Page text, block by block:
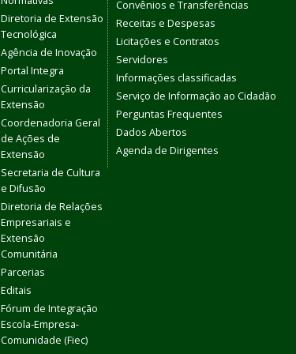
Diretoria de Extensão
Tecnológica
Agência de Inovação
Portal Integra
Curricularização da
Extensão
Coordenadoria Geral
de Ações de
Extensão
Secretaria de Cultura
e Difusão
Diretoria de Relações
Empresariais e
Extensão
Comunitária
Parcerias
Editais
Fórum de Integração
Escola-Empresa-
Comunidade (Fiec)
Convênios e Transferências
Receitas e Despesas
Licitações e Contratos
Servidores
Informações classificadas
Serviço de Informação ao Cidadão
Perguntas Frequentes
Dados Abertos
Agenda de Dirigentes